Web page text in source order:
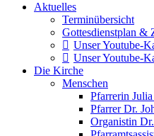
Aktuelles
Terminübersicht
Gottesdienstplan &
Unser Youtube-
Unser Youtube-
Die Kirche
Menschen
Pfarrerin
Pfarrer Dr.
Organistin